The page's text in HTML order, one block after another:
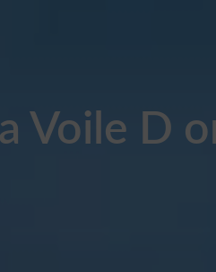
Voile D